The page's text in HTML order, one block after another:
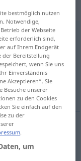
adjektivisch
antippen)
bestmöglich nutzen
Notwendige,
der Webseite
erforderlich sind,
auf Ihrem Endgerät
der Bereitstellung
wenn Sie uns
Einverständnis
Akzeptieren“. Sie
Besuche unserer
zu den Cookies
Sie einfach auf den
zu der
.
um